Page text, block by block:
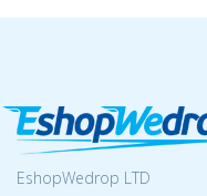
EshopWedrop LTD